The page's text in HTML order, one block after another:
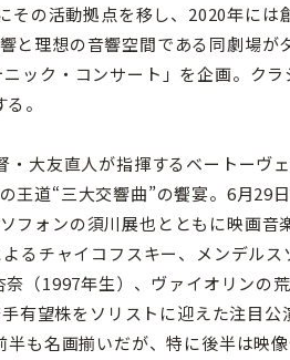
の活動拠点を移し、2020年には
と理想の音響空間である同劇場
ック・コンサート」を企画。ク
。
大友直人が指揮するベートーヴ
王道“三大交響曲”の饗宴。6月29
フォンの須川展也とともに映画音
るチャイコフスキー、メンデル
奈（1997年生）、ヴァイオリンの
有望株をソリストに迎えた注目
も名画揃いだが、特に後半は映